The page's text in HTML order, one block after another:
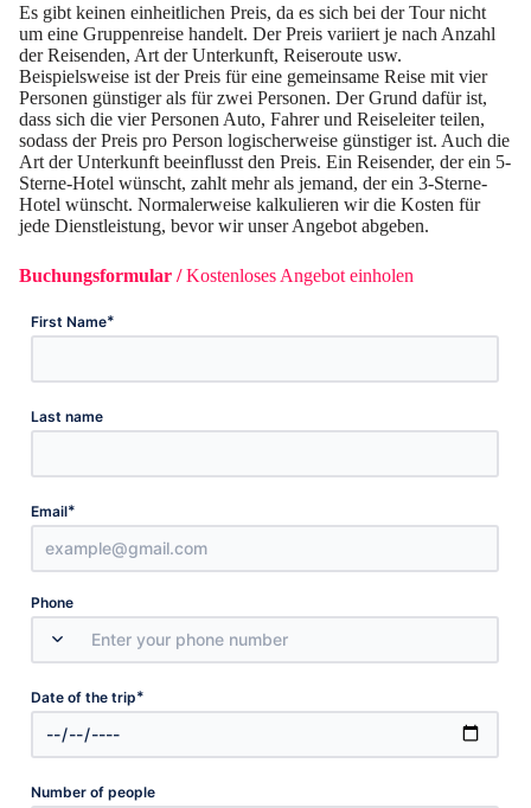
Es gibt keinen einheitlichen Preis, da es sich bei der Tour nicht
um eine Gruppenreise handelt. Der Preis variiert je nach Anzahl
der Reisenden, Art der Unterkunft, Reiseroute usw.
Beispielsweise ist der Preis für eine gemeinsame Reise mit vier
Personen günstiger als für zwei Personen. Der Grund dafür ist,
dass sich die vier Personen Auto, Fahrer und Reiseleiter teilen,
sodass der Preis pro Person logischerweise günstiger ist. Auch die
Art der Unterkunft beeinflusst den Preis. Ein Reisender, der ein 5-
Sterne-Hotel wünscht, zahlt mehr als jemand, der ein 3-Sterne-
Hotel wünscht. Normalerweise kalkulieren wir die Kosten für
jede Dienstleistung, bevor wir unser Angebot abgeben.
Buchungsformular /Kostenloses Angebot einholen
First Name*
Last name
Email*
Phone
Date of the trip*
Number of people